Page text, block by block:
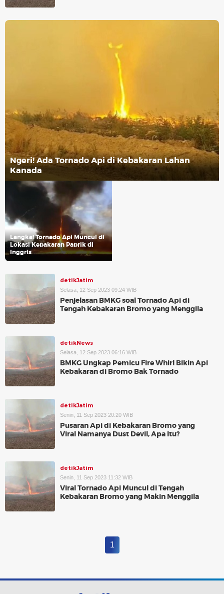
Ngeri! Ada Tornado Api di Kebakaran Lahan
Kanada
Langka! Tornado Api Muncul di
Lokasi Kebakaran Pabrik di
Inggris
detikJatim
Selasa, 12 Sep 2023 09:24 WIB
Penjelasan BMKG soal Tornado Api di
Tengah Kebakaran Bromo yang Menggila
detikNews
Selasa, 12 Sep 2023 06:16 WIB
BMKG Ungkap Pemicu Fire Whirl Bikin Api
Kebakaran di Bromo Bak Tornado
detikJatim
Senin, 11 Sep 2023 20:20 WIB
Pusaran Api di Kebakaran Bromo yang
Viral Namanya Dust Devil, Apa Itu?
detikJatim
Senin, 11 Sep 2023 11:32 WIB
Viral Tornado Api Muncul di Tengah
Kebakaran Bromo yang Makin Menggila
1